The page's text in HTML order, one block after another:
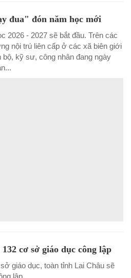
đua" đón năm học mới
2026 - 2027 sẽ bắt đầu. Trên các
nội trú liên cấp ở các xã biên giới
bộ, kỹ sư, công nhân đang ngày
cơ sở giáo dục công lập
giáo dục, toàn tỉnh Lai Châu sẽ
lập.